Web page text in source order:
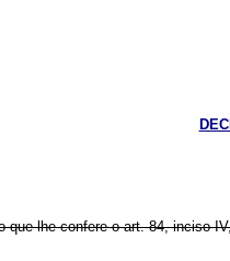
que lhe confere o art. 84, inciso